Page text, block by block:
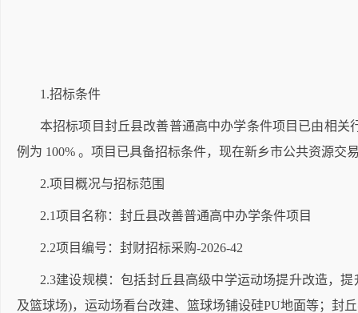
1.招标条件
本招标项目封丘县改善普通高中办学条件项目已由相
例为 100% 。项目已具备招标条件，现在新乡市公共资源
2.项目概况与招标范围
2.1项目名称：封丘县改善普通高中办学条件项目
2.2项目编号：封财招标采购-2026-42
2.3建设规模：包括封丘县高级中学运动场提升改造，
及篮球场)，运动场看台改建、篮球场铺设硅PU地面等；封